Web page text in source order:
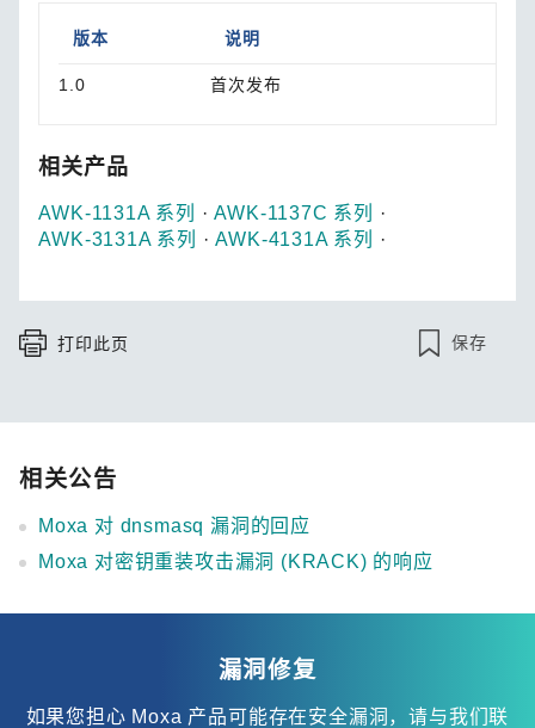
版本 说明
1.0 首次发布
相关产品
AWK-1131A 系列 ·AWK-1137C 系列
·
AWK-3131A 系列
·AWK-4131A 系列 ·
打印此页 保存
相关公告
Moxa 对 dnsmasq 漏洞的回应
Moxa 对密钥重装攻击漏洞 (KRACK) 的响应
漏洞修复
如果您担心 Moxa 产品可能存在安全漏洞，请与我们联